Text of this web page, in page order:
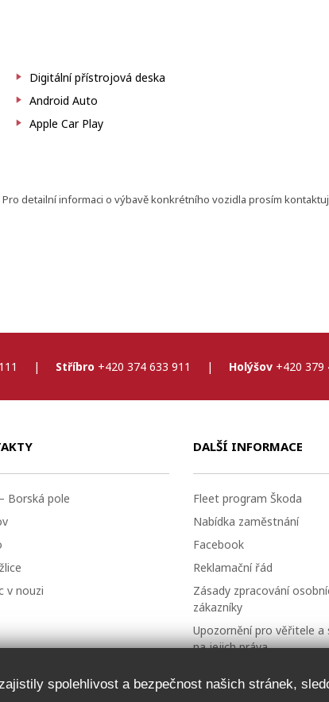
Digitální přístrojová deska
Android Auto
Apple Car Play
detailní informaci o výbavě konkrétního vozidla prosím
| Stříbro +420 374 633 911 | Holýšov +420 379
Borská pole
v nouzi
DALŠÍ INFORMACE
Fleet program Škoda
Nabídka zaměstnání
Facebook
Reklamační řád
Zásady zpracování
zákazníky
Upozornění pro věřitele a
na jejich práva
spolehlivost a bezpečnost našich stránek,